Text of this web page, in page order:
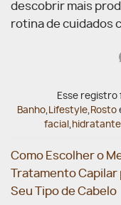
descobrir mais
rotina de cuidados
Esse registro
Banho Lifestyle Rosto
facial
Como Escolher o
Tratamento Capilar
Seu Tipo de Cabelo